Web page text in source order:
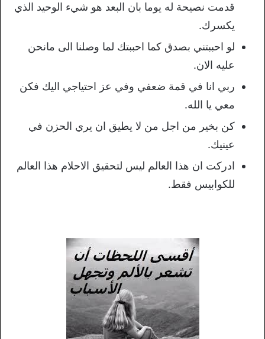
قدمت نصيحة له يوما بان البعد هو شيء الوحيد الذي
يكسرك.
لو احببتني بصدق كما احببتك لما وصلنا الى مانحن
عليه الان.
ربي انا في قمة ضعفي وفي عز احتياجي اليك فكن
معي يا الله.
كن بخير من اجل من لا يطيق ان يري الحزن في
عينيك.
ادركت ان هذا العالم ليس لتحقيق الاحلام هذا العالم
للكوابيس فقط.